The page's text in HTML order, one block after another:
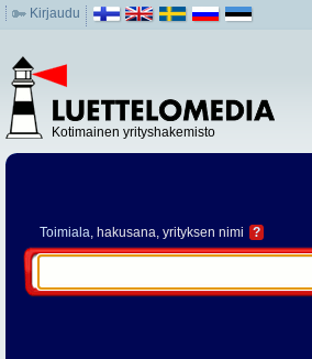
Kirjaudu
Kotimainen yrityshakemisto
Toimiala, hakusana, yrityksen nimi ?